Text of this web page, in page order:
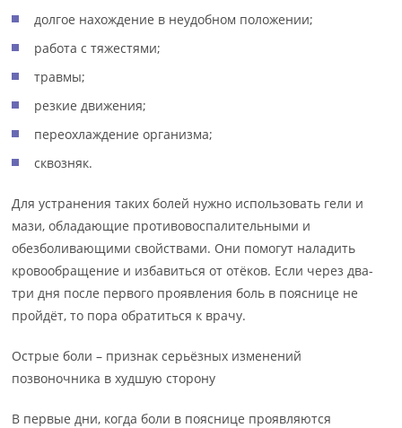
долгое нахождение в неудобном положении;
работа с тяжестями;
травмы;
резкие движения;
переохлаждение организма;
сквозняк.
Для устранения таких болей нужно использовать гели и
мази, обладающие противовоспалительными и
обезболивающими свойствами. Они помогут наладить
кровообращение и избавиться от отёков. Если через два-
три дня после первого проявления боль в пояснице не
пройдёт, то пора обратиться к врачу.
Острые боли – признак серьёзных изменений
позвоночника в худшую сторону
В первые дни, когда боли в пояснице проявляются